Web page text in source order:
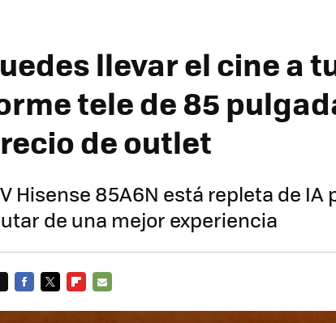
llevar el cine a
tele de 85
de outlet
Hisense 85A6N está repleta de IA
de una mejor experiencia